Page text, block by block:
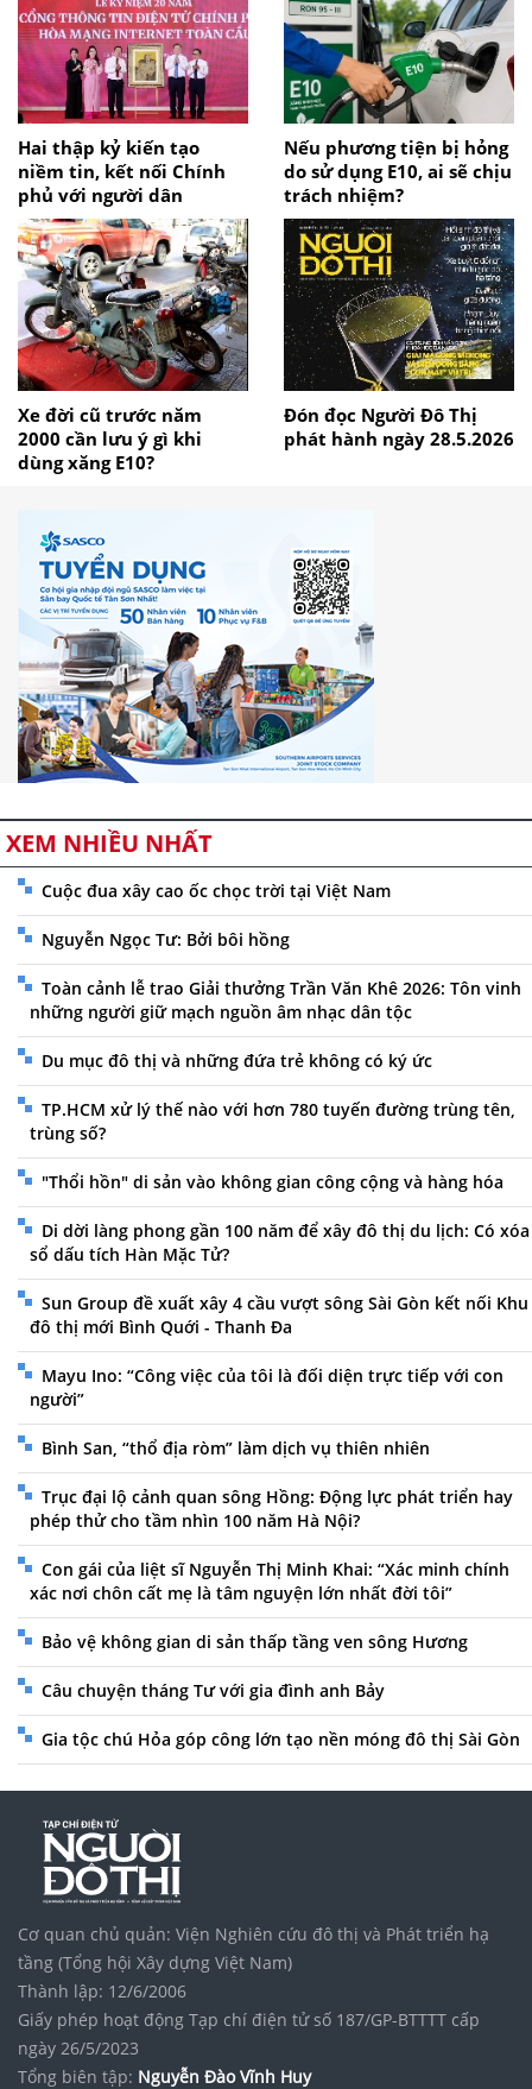
Hai thập kỷ kiến tạo
niềm tin, kết nối Chính
phủ với người dân
Nếu phương tiện bị hỏng
do sử dụng E10, ai sẽ chịu
trách nhiệm?
Xe đời cũ trước năm
2000 cần lưu ý gì khi
dùng xăng E10?
Đón đọc Người Đô Thị
phát hành ngày 28.5.2026
XEM NHIỀU NHẤT
Cuộc đua xây cao ốc chọc trời tại Việt Nam
Nguyễn Ngọc Tư: Bởi bôi hồng
Toàn cảnh lễ trao Giải thưởng Trần Văn Khê 2026: Tôn vinh
những người giữ mạch nguồn âm nhạc dân tộc
Du mục đô thị và những đứa trẻ không có ký ức
TP.HCM xử lý thế nào với hơn 780 tuyến đường trùng tên,
trùng số?
"Thổi hồn" di sản vào không gian công cộng và hàng hóa
Di dời làng phong gần 100 năm để xây đô thị du lịch: Có xóa
sổ dấu tích Hàn Mặc Tử?
Sun Group đề xuất xây 4 cầu vượt sông Sài Gòn kết nối Khu
đô thị mới Bình Quới - Thanh Đa
Mayu Ino: “Công việc của tôi là đối diện trực tiếp với con
người”
Bình San, “thổ địa ròm” làm dịch vụ thiên nhiên
Trục đại lộ cảnh quan sông Hồng: Động lực phát triển hay
phép thử cho tầm nhìn 100 năm Hà Nội?
Con gái của liệt sĩ Nguyễn Thị Minh Khai: “Xác minh chính
xác nơi chôn cất mẹ là tâm nguyện lớn nhất đời tôi”
Bảo vệ không gian di sản thấp tầng ven sông Hương
Câu chuyện tháng Tư với gia đình anh Bảy
Gia tộc chú Hỏa góp công lớn tạo nền móng đô thị Sài Gòn
Cơ quan chủ quản: Viện Nghiên cứu đô thị và Phát triển hạ
tầng (Tổng hội Xây dựng Việt Nam)
Thành lập: 12/6/2006
Giấy phép hoạt động Tạp chí điện tử số 187/GP-BTTTT cấp
ngày 26/5/2023
Tổng biên tập: Nguyễn Đào Vĩnh Huy